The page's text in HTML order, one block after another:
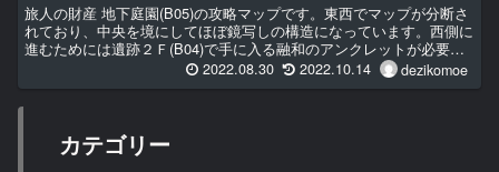
旅人の財産 地下庭園(B05)の攻略マップです。東西でマップが分断さ
れており、中央を境にしてほぼ鏡写しの構造になっています。西側に
進むためには遺跡２Ｆ(B04)で手に入る融和のアンクレットが必要で
す。西半分はダークゾーンに覆われていますので、東側のマップを参
2022.08.30 2022.10.14 dezikomoe
カテゴリー